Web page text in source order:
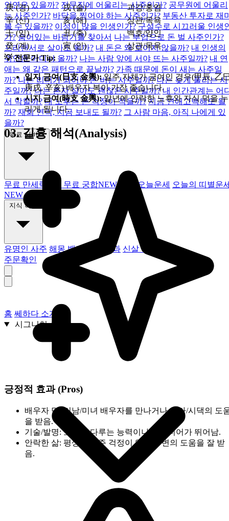
인연은 있을까? 전문직에 어울리는 사주인가? 공무원에 어울리
는 사주인가? 바닥을 찍어야 하는 사주인가? 부동산 투자로 재
볼 수 있을까? 이성이 많을 인생인가? 구설수로 시끄러울 인생
가? 숨어있는 바람기를 찾아서 나는 부업으로 돈 벌 사주인가?
프리랜서로 살아도 될까? 내 돈은 왜 모이지 않을까? 내 인생의
귀인은 어디서 올까? 나는 사람 앞에 서야 뜨는 사주일까? 내 연
애는 왜 같은 패턴으로 끝날까? 가족 때문에 돈이 새는 사주일
까? 나는 리더가 되어야 돈 버는 사주일까? 나는 늦게 풀리는 사
주일까? 나는 혼자 살아도 괜찮은 사주일까? 내 인간관계는 어
서 막힐까? 내 노후는 돈 걱정이 적을까? 지금 연애고백해도 될
까? 재회 연락, 지금 보내도 될까? 그 사람 마음, 아직 나에게 있
을까?
무료 서비스
무료 만세력 무료 궁합NEW 무료 오늘운세
오늘의 띠별운
NEW
지식 허브
유명인 사주 해몽 백과 사주 백과 신살 백과
주문확인
홈 쎄하다 소개
시그니처 서비스
庚 (경)
戌 (술)
괴강/홍염
辛 (신)
亥 (해)
상관/목욕
壬 (임)
丑 (축)
백호/양인
癸 (계)
寅 (인)
상관/목욕
💡 전문가 Tip:
일지 금여(日支 金輿):일주 자체가 금여인 경우(甲辰, 乙
庚戌, 辛亥) 배우자 복이 가장 좋습니다.
시지 금여(時支 金輿):말년에 안락한 노후와 자식 덕을 누
리게 됩니다.
03.길흉 해석(Analysis)
긍정적 효과 (Pros)
배우자 덕:
미남/미녀 배우자를 만나거나 처가/시댁의 도
을 받음.
기술/발명:도구를 다루는 능력이나 아이디어가 뛰어남.
안락한 삶: 평생 의식주 걱정이 없고 주변의 도움을 잘 받
음.